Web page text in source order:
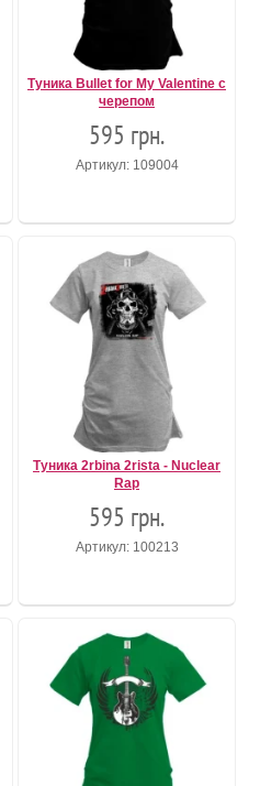
Туника Bullet for My Valentine с
черепом
595 грн.
Артикул: 109004
Туника 2rbina 2rista - Nuclear
Rap
595 грн.
Артикул: 100213